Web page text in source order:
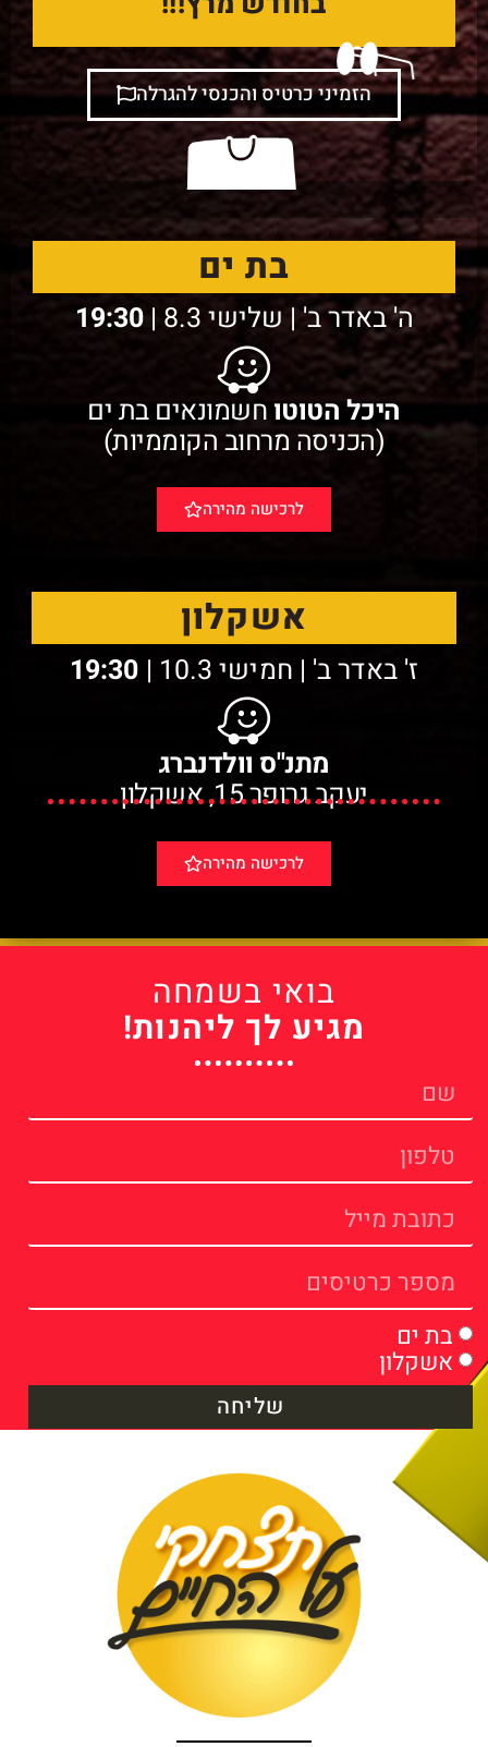
הזמיני כרטיס והכנסי להגרלה
בת ים
ה' באדר ב' | שלישי 8.3 | 19:30
היכל הטוטוחשמונאים בת ים
(הכניסה מרחוב הקוממיות)
לרכישה מהירה
אשקלון
ז' באדר ב' | חמישי 10.3 | 19:30
מתנ"ס וולדנברג
יעקב גרופר 15, אשקלון
לרכישה מהירה
בואי בשמחה
מגיע לך ליהנות!
בת ים
אשקלון
שליחה